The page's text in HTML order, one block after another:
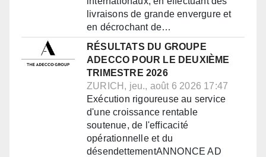
livraisons de grande envergure et
en décrochant de…
RÉSULTATS DU GROUPE
ADECCO POUR LE DEUXIÈME
TRIMESTRE 2026
ZURICH, jeu., août 6 2026 17:47
Exécution rigoureuse au service
d'une croissance rentable
soutenue, de l'efficacité
opérationnelle et du
désendettementANNONCE AD